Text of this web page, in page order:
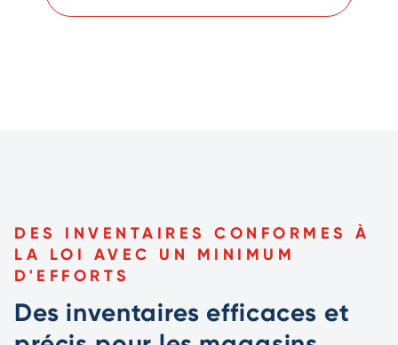
DES INVENTAIRES CONFORMES À
LA LOI AVEC UN MINIMUM
D'EFFORTS
Des inventaires efficaces et